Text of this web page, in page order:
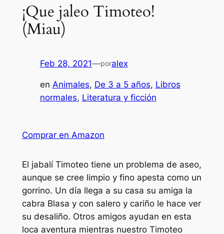
¡Que jaleo Timoteo!
(Miau)
Feb 28, 2021—poralex
en Animales, De 3 a 5 años, Libros
normales, Literatura y ficción
Comprar en Amazon
El jabalí Timoteo tiene un problema de aseo,
aunque se cree limpio y fino apesta como un
gorrino. Un día llega a su casa su amiga la
cabra Blasa y con salero y cariño le hace ver
su desaliño. Otros amigos ayudan en esta
loca aventura mientras nuestro Timoteo